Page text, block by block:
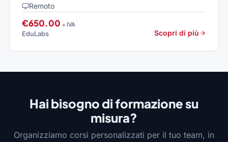
Remoto
€650.00 + IVA
EduLabs Scopri di più
Hai bisogno di formazione su
misura?
Organizziamo corsi personalizzati per il tuo team, in